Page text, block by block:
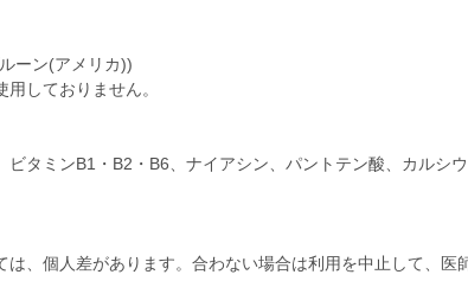
ーン(アメリカ))
しておりません。
ビタミンB1・B2・B6、ナイアシン、パントテン酸、カルシ
、個人差があります。合わない場合は利用を中止して、医